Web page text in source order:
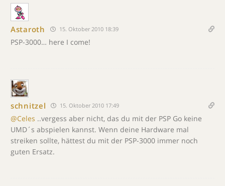
Astaroth 15. Oktober 2010 18:39
PSP-3000… here I come!
schnitzel 15. Oktober 2010 17:49
@Celes ..vergess aber nicht, das du mit der PSP Go keine
UMD´s abspielen kannst. Wenn deine Hardware mal
streiken sollte, hättest du mit der PSP-3000 immer noch
guten Ersatz.